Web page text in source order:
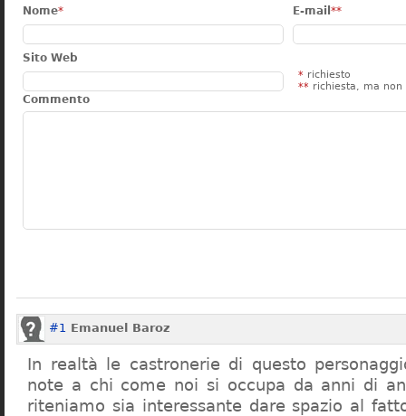
Nome* E-mail **
Sito Web
* richiesto
** richiesta, ma non
Commento
#1 Emanuel Baroz
In realtà le castronerie di questo
note a chi come noi si occupa da anni di
riteniamo sia interessante dare spazio al fatto